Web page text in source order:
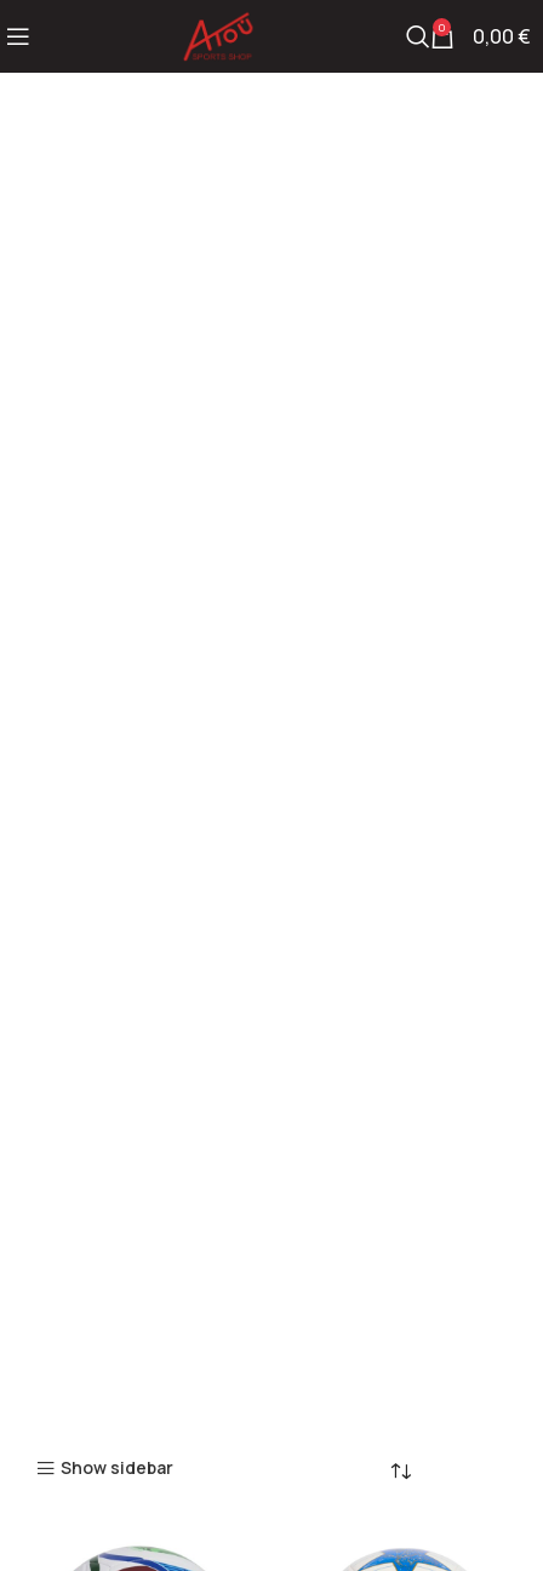
0 0,00€
Show sidebar